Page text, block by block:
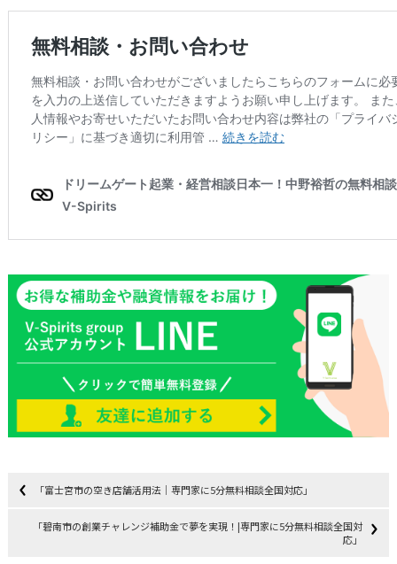
「富士宮市の空き店舗活用法｜専門家に5分無料相談全国対応」
「碧南市の創業チャレンジ補助金で夢を実現！|専門家に5分無料相談全国対
応」